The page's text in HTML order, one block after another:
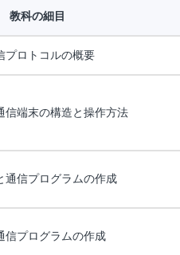
教科の細目
プロトコルの概要
信端末の構造と操作方法
通信プログラムの作成
信プログラムの作成